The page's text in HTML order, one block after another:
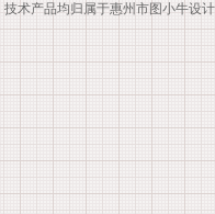
术产品均归属于惠州市图小牛设